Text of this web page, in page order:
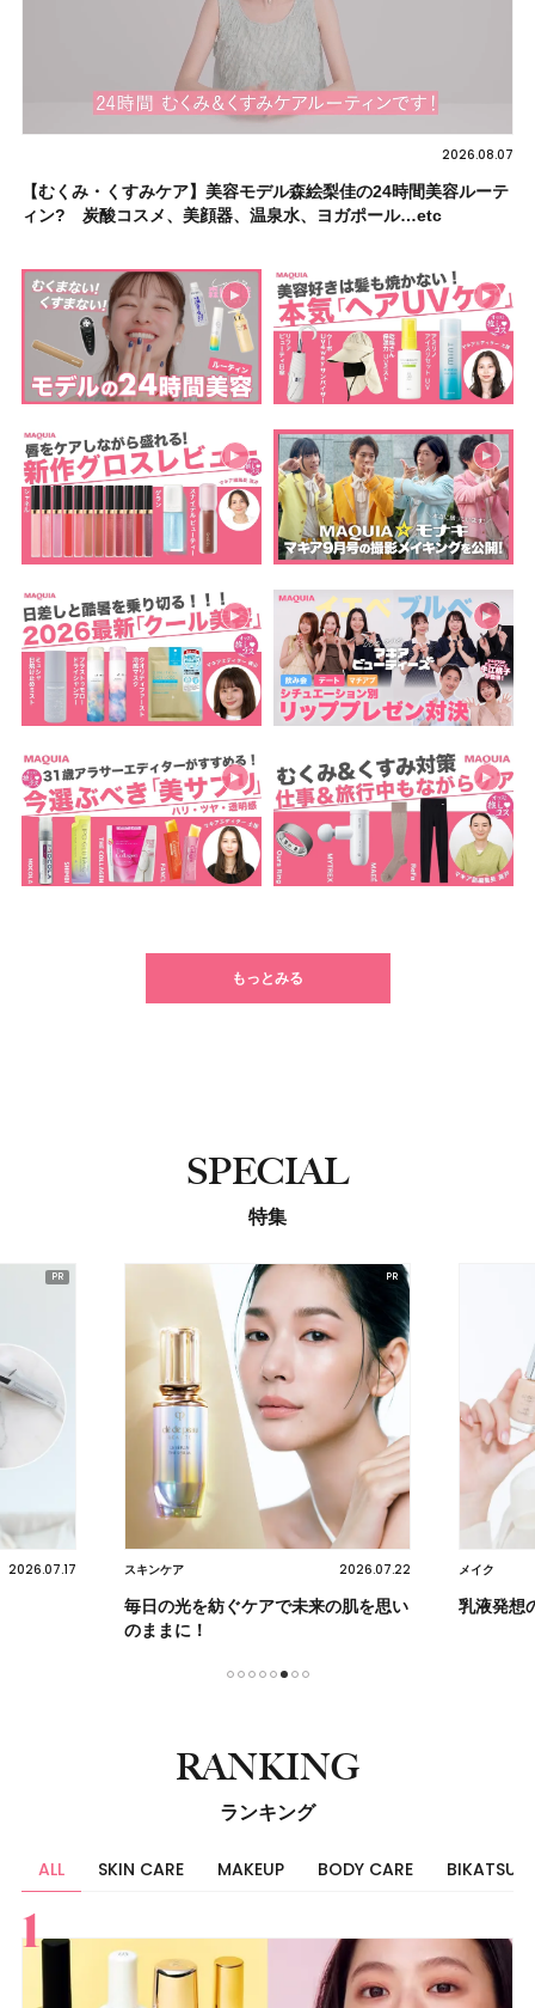
2026.08.07
【むくみ・くすみケア】美容モデル森絵梨佳の24時間美容ルーテ
ィン? 炭酸コスメ、美顔器、温泉水、ヨガポール…etc
もっとみる
SPECIAL
特集
2026.07.17 スキンケア 2026.07.22
毎日の光を紡ぐケアで未来の肌を思い
のままに！
メイク
乳液発想
RANKING
ランキング
ALL SKIN CARE MAKEUP BODY CARE BIKATSU
すべて
スキンケア
メイク
ボディケア
美活
ヘア
ライフスタイル
ビューティーズ